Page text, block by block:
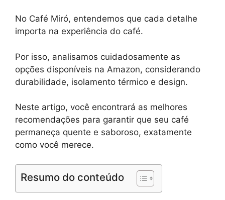
No Café Miró, entendemos que cada detalhe
importa na experiência do café.
Por isso, analisamos cuidadosamente as
opções disponíveis na Amazon, considerando
durabilidade, isolamento térmico e design.
Neste artigo, você encontrará as melhores
recomendações para garantir que seu café
permaneça quente e saboroso, exatamente
como você merece.
Resumo do conteúdo